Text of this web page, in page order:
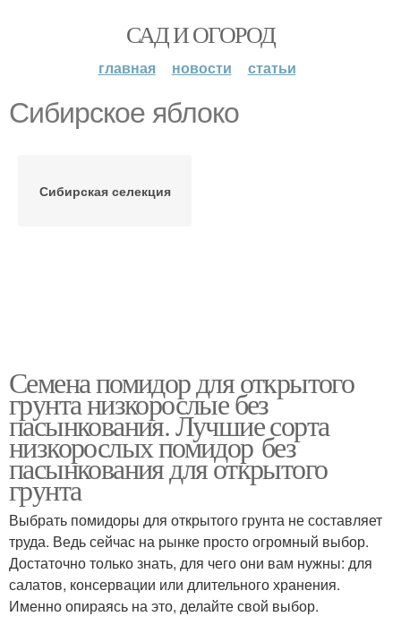
САД И ОГОРОД
главная новости статьи
Сибирское яблоко
Сибирская селекция
Семена помидор для открытого
грунта низкорослые без
пасынкования. Лучшие сорта
низкорослых помидор без
пасынкования для открытого
грунта
Выбрать помидоры для открытого грунта не составляет
труда. Ведь сейчас на рынке просто огромный выбор.
Достаточно только знать, для чего они вам нужны: для
салатов, консервации или длительного хранения.
Именно опираясь на это, делайте свой выбор.